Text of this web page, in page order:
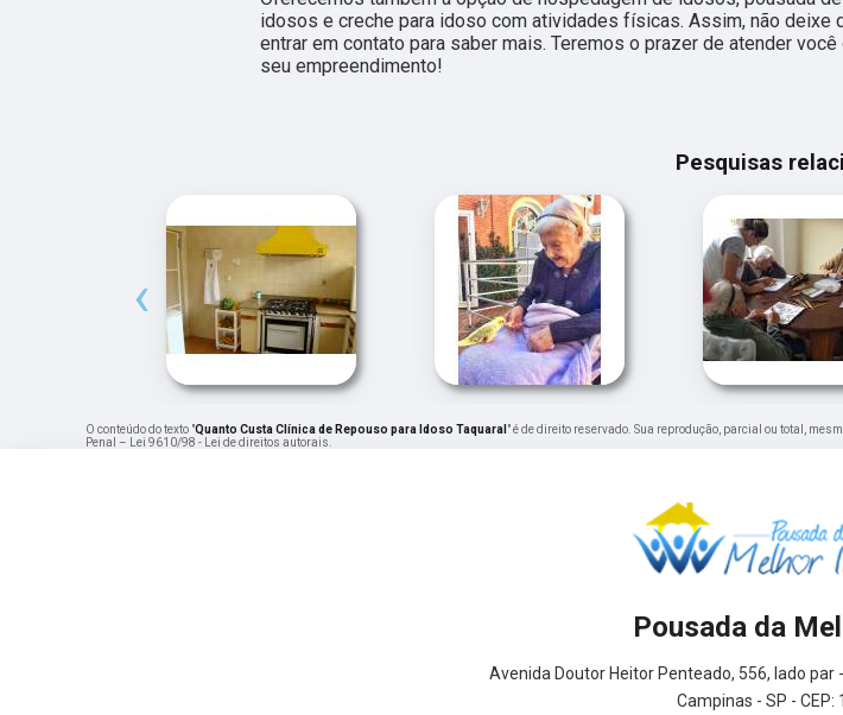
idosos e creche para idoso com atividades físicas. Assim, não deixe
entrar em contato para saber mais. Teremos o prazer de atender você
seu empreendimento!
Pesquisas
‹
O conteúdo do texto "Quanto Custa Clínica de Repouso para Idoso Taquaral " é de direito reservado. Sua reprodução, parcial ou total,
Penal – Lei 9610/98 - Lei de direitos autorais.
Pousada da
Avenida Doutor Heitor Penteado, 556, lado
Campinas - SP - CEP: